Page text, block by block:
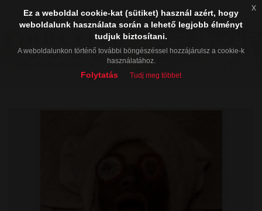
Ez a weboldal cookie-kat (sütiket) használ azért, hogy
weboldalunk használata során a lehető legjobb élményt
tudjuk biztosítani.
A weboldalunkon történő további böngészéssel hozzájárulsz a cookie-k
használatához.
Folytatás Tudj meg többet
x